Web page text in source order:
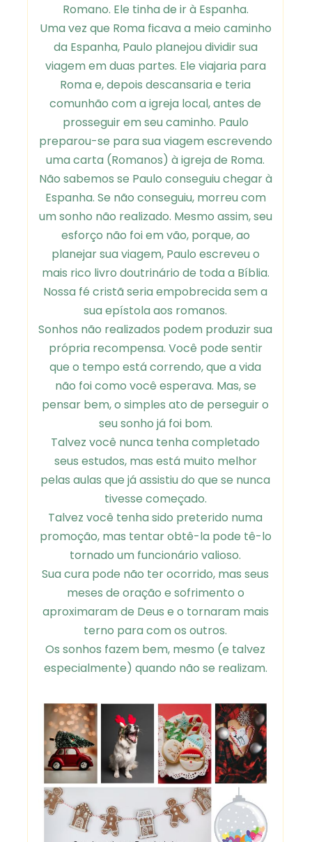
Romano. Ele tinha de ir à Espanha.
Uma vez que Roma ficava a meio caminho
da Espanha, Paulo planejou dividir sua
viagem em duas partes. Ele viajaria para
Roma e, depois descansaria e teria
comunhão com a igreja local, antes de
prosseguir em seu caminho. Paulo
preparou-se para sua viagem escrevendo
uma carta (Romanos) à igreja de Roma.
Não sabemos se Paulo conseguiu chegar à
Espanha. Se não conseguiu, morreu com
um sonho não realizado. Mesmo assim, seu
esforço não foi em vão, porque, ao
planejar sua viagem, Paulo escreveu o
mais rico livro doutrinário de toda a Bíblia.
Nossa fé cristã seria empobrecida sem a
sua epístola aos romanos.
Sonhos não realizados podem produzir sua
própria recompensa. Você pode sentir
que o tempo está correndo, que a vida
não foi como você esperava. Mas, se
pensar bem, o simples ato de perseguir o
seu sonho já foi bom.
Talvez você nunca tenha completado
seus estudos, mas está muito melhor
pelas aulas que já assistiu do que se nunca
tivesse começado.
Talvez você tenha sido preterido numa
promoção, mas tentar obtê-la pode tê-lo
tornado um funcionário valioso.
Sua cura pode não ter ocorrido, mas seus
meses de oração e sofrimento o
aproximaram de Deus e o tornaram mais
terno para com os outros.
Os sonhos fazem bem, mesmo (e talvez
especialmente) quando não se realizam.